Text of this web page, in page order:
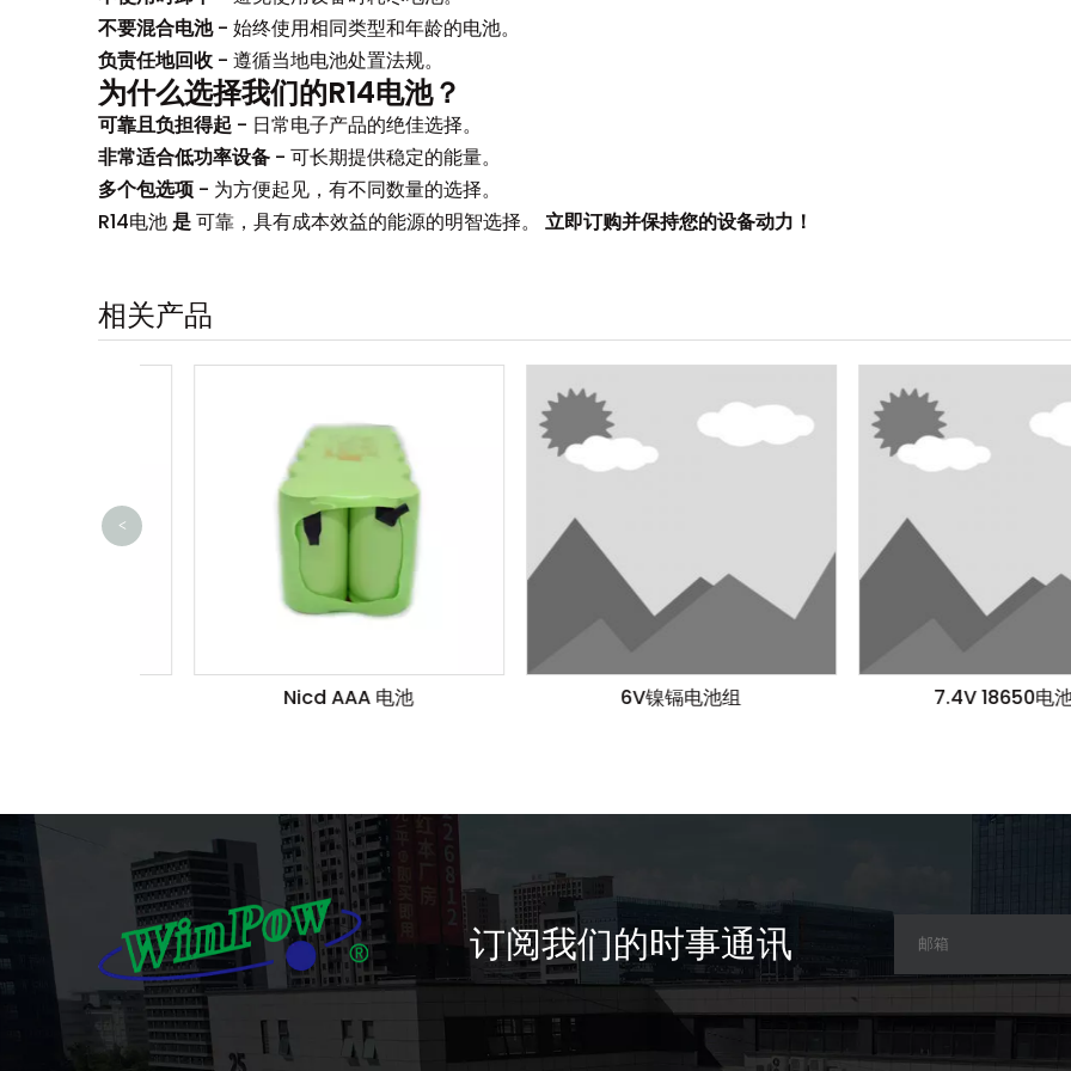
不要混合电池- 始终使用相同类型和年龄的电池。
负责任地回收- 遵循当地电池处置法规。
为什么选择我们的R14电池？
可靠且负担得起 - 日常电子产品的绝佳选择。
非常适合低功率设备 - 可长期提供稳定的能量。
多个包选项 - 为方便起见，有不同数量的选择。
R14电池是可靠，具有成本效益的能源的明智选择。 立即订购并保持您的设备动力！
相关产品
Nicd AAA 电池 6V镍镉电池组 7.4V 18650电池组
<
订阅我们的时事通讯